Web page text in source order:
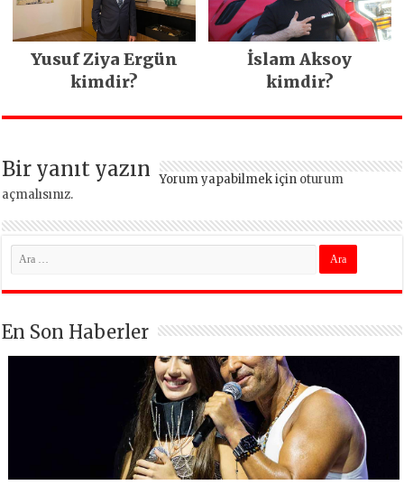
Yusuf Ziya Ergün
kimdir?
İslam Aksoy
kimdir?
Bir yanıt yazın Yorum yapabilmek için oturum
açmalısınız.
En Son Haberler